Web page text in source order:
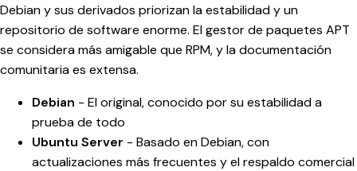
Debian y sus derivados priorizan la estabilidad y un
repositorio de software enorme. El gestor de paquetes APT
se considera más amigable que RPM, y la documentación
comunitaria es extensa.
Debian - El original, conocido por su estabilidad a
prueba de todo
Ubuntu Server - Basado en Debian, con
actualizaciones más frecuentes y el respaldo comercial